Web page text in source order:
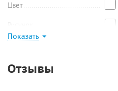
Цвет
Показать
Отзывы